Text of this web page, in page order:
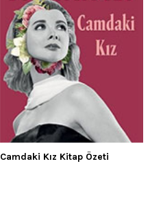
Camdaki Kız Kitap Özeti